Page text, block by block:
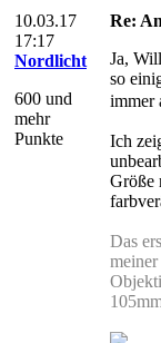
10.03.17
17:17
Nordlicht
600 und
mehr
Punkte
Re:
Ja,
so
immer
Ich
Größe
Das